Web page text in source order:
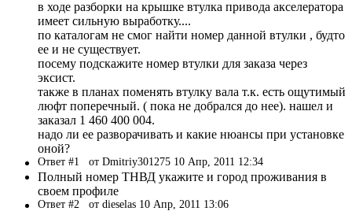
в ходе разборки на крышке втулка привода акселератора
имеет сильную выработку....
по каталогам не смог найти номер данной втулки , будто
ее и не существует.
посему подскажите номер втулки для заказа через
эксист.
также в планах поменять втулку вала т.к. есть ощутимый
люфт поперечный. ( пока не добрался до нее). нашел и
заказал 1 460 400 004.
надо ли ее разворачивать и какие нюансы при установке
оной?
Ответ #1 от Dmitriy301275 10 Апр, 2011 12:34
Полный номер ТНВД укажите и город проживания в
своем профиле
Ответ #2 от dieselas 10 Апр, 2011 13:06